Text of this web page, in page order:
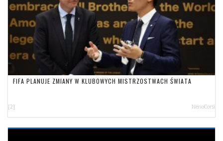
FIFA PLANUJE ZMIANY W KLUBOWYCH MISTRZOSTWACH ŚWIATA
[2] NerioCorsi